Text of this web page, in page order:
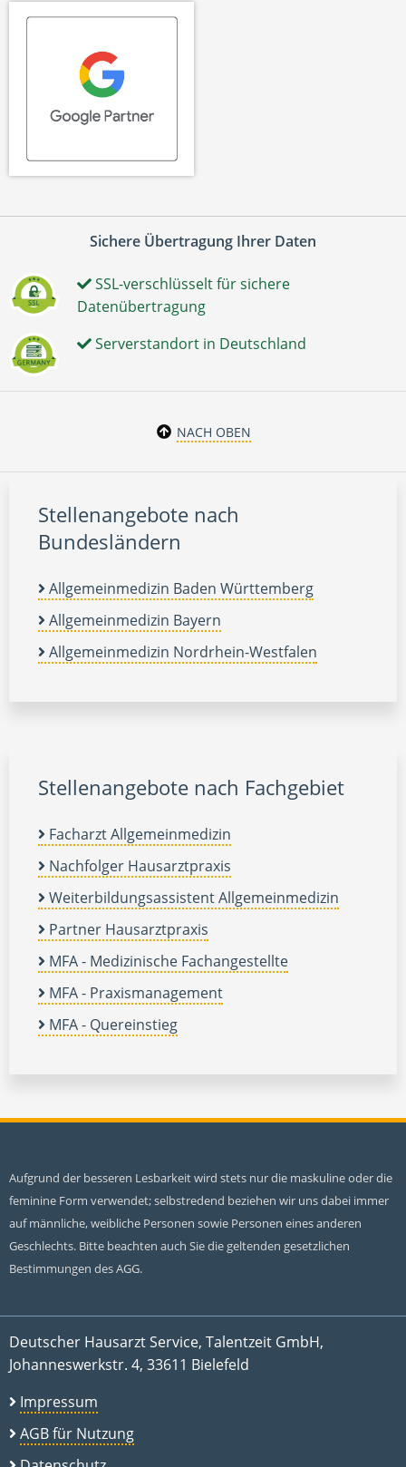
Sichere Übertragung Ihrer Daten
SSL-verschlüsselt für sichere
Datenübertragung
Serverstandort in Deutschland
NACH OBEN
Stellenangebote nach
Bundesländern
Allgemeinmedizin Baden Württemberg
Allgemeinmedizin Bayern
Allgemeinmedizin Nordrhein-Westfalen
Stellenangebote nach Fachgebiet
Facharzt Allgemeinmedizin
Nachfolger Hausarztpraxis
Weiterbildungsassistent Allgemeinmedizin
Partner Hausarztpraxis
MFA - Medizinische Fachangestellte
MFA - Praxismanagement
MFA - Quereinstieg
Aufgrund der besseren Lesbarkeit wird stets nur die maskuline oder die
feminine Form verwendet; selbstredend beziehen wir uns dabei immer
auf männliche, weibliche Personen sowie Personen eines anderen
Geschlechts. Bitte beachten auch Sie die geltenden gesetzlichen
Bestimmungen des AGG.
Deutscher Hausarzt Service, Talentzeit GmbH,
Johanneswerkstr. 4, 33611 Bielefeld
Impressum
AGB für Nutzung